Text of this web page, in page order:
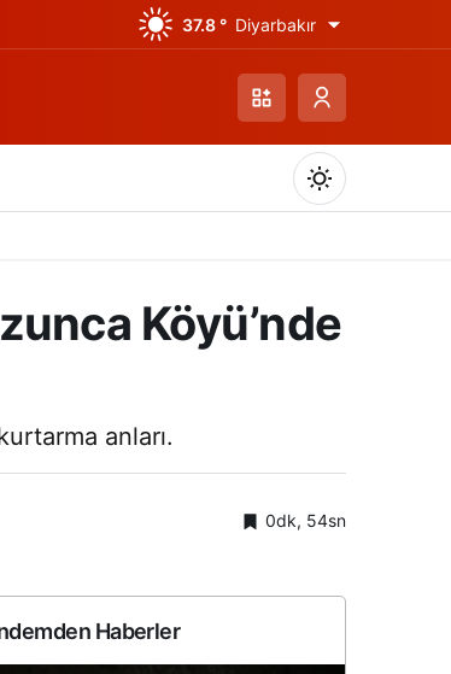
37.8 ° Diyarbakır
Köyü’nde
anları.
0dk, 54sn
Haberler